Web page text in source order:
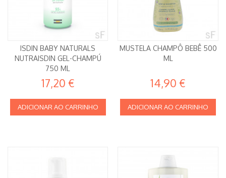
ISDIN BABY NATURALS
NUTRAISDIN GEL-CHAMPÚ
750 ML
17,20 €
ADICIONAR AO CARRINHO
MUSTELA CHAMPÔ BEBÊ 500
ML
14,90 €
ADICIONAR AO CARRINHO